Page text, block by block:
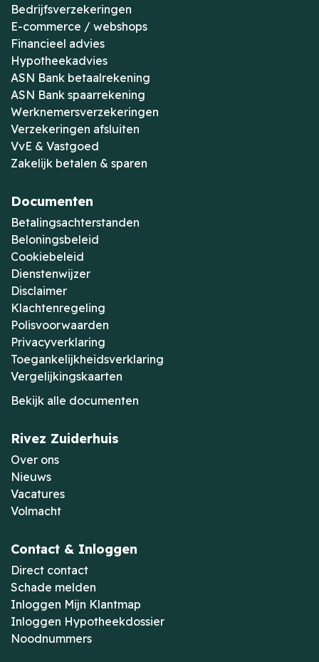
Bedrijfsverzekeringen
E-commerce / webshops
Financieel advies
Hypotheekadvies
ASN Bank betaalrekening
ASN Bank spaarrekening
Werknemersverzekeringen
Verzekeringen afsluiten
VvE & Vastgoed
Zakelijk betalen & sparen
Documenten
Betalingsachterstanden
Beloningsbeleid
Cookiebeleid
Dienstenwijzer
Disclaimer
Klachtenregeling
Polisvoorwaarden
Privacyverklaring
Toegankelijkheidsverklaring
Vergelijkingskaarten
Bekijk alle documenten
Rivez Zuiderhuis
Over ons
Nieuws
Vacatures
Volmacht
Contact & Inloggen
Direct contact
Schade melden
Inloggen Mijn Klantmap
Inloggen Hypotheekdossier
Noodnummers